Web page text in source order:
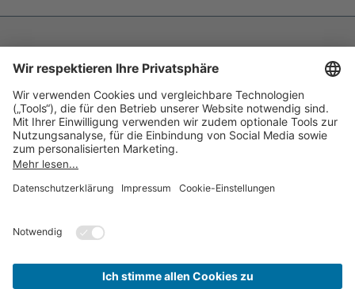
Datenschutz
Barrierefreiheit
Inhaltsverzeichnis
Cookie-Einstellungen
Kontakt